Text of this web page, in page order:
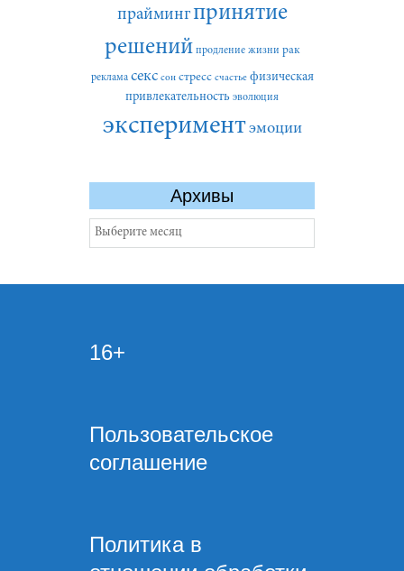
праймингпринятие
решений продление жизни рак
реклама секс сон стресс счастье физическая
привлекательность эволюция
экспериментэмоции
Архивы
Архивы
16+
Пользовательское
соглашение
Политика в